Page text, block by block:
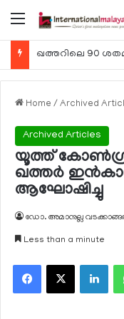
Menu
Home / Archived
Archived Articles
യൂത്ത്
ഖത്തര്‍
ആഘോഷിച്ചു
ഡോ. അമാനുല്ല
Less than a minute
Facebook
X